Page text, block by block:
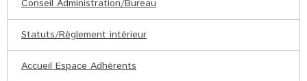
Conseil Administration/Bureau
Statuts/Règlement intérieur
Accueil Espace Adhérents